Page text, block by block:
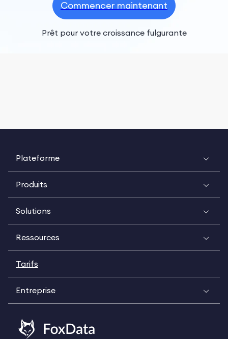
Commencer maintenant
Prêt pour votre croissance fulgurante
Plateforme
Produits
Solutions
Ressources
Tarifs
Entreprise